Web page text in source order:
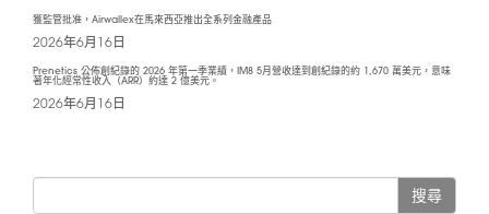
獲監管批准，Airwallex在馬來西亞推出全系列金融產品
2026年6月16日
Prenetics 公佈創紀錄的 2026 年第一季業績，IM8 5月營收達到創紀錄的約 1,670 萬美元，意味
著年化經常性收入（ARR）約達 2 億美元。
2026年6月16日
搜尋